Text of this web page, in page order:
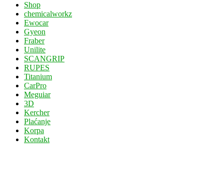
Shop
chemicalworkz
Ewocar
Gyeon
Fraber
Unilite
SCANGRIP
RUPES
Titanium
CarPro
Meguiar
3D
Kercher
Plaćanje
Korpa
Kontakt